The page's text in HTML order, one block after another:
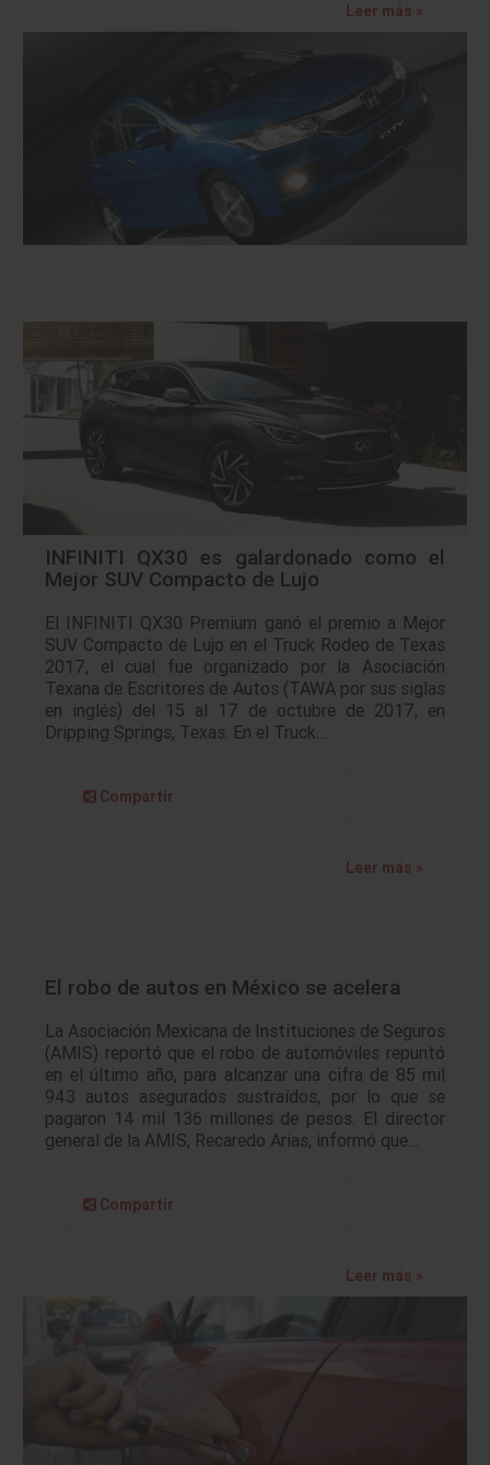
Leer más »
INFINITI QX30 es galardonado como el
Mejor SUV Compacto de Lujo
El INFINITI QX30 Premium ganó el premio a Mejor
SUV Compacto de Lujo en el Truck Rodeo de Texas
2017, el cual fue organizado por la Asociación
Texana de Escritores de Autos (TAWA por sus siglas
en inglés) del 15 al 17 de octubre de 2017, en
Dripping Springs, Texas. En el Truck…
Compartir
Leer más »
El robo de autos en México se acelera
La Asociación Mexicana de Instituciones de Seguros
(AMIS) reportó que el robo de automóviles repuntó
en el último año, para alcanzar una cifra de 85 mil
943 autos asegurados sustraídos, por lo que se
pagaron 14 mil 136 millones de pesos. El director
general de la AMIS, Recaredo Arias, informó que…
Compartir
Leer más »